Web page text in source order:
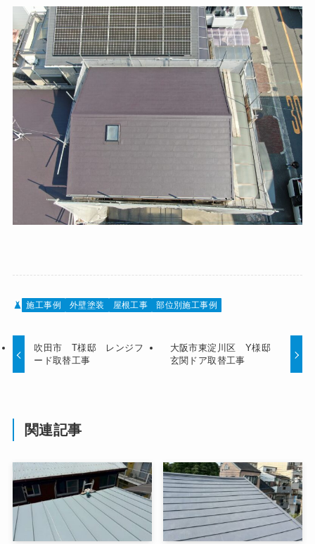
施工事例 外壁塗装 屋根工事 部位別施工事例
吹田市 T様邸 レンジフ
ード取替工事
大阪市東淀川区 Y様邸
玄関ドア取替工事
関連記事